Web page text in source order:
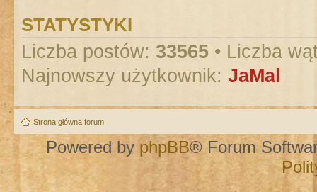
STATYSTYKI
Liczba postów: 33565 • Liczba
Najnowszy użytkownik: JaMal
Strona główna forum
Powered by phpBB® Forum